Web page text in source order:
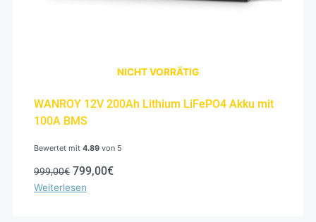
NICHT VORRÄTIG
WANROY 12V 200Ah Lithium LiFePO4 Akku mit
100A BMS
Bewertet mit 4.89 von 5
999,00€ 799,00€
Weiterlesen